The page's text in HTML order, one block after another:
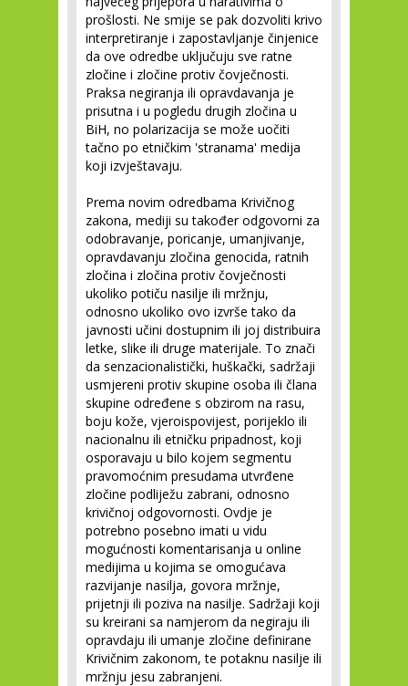
prošlosti. Ne smije se pak dozvoliti krivo
interpretiranje i zapostavljanje činjenice
da ove odredbe uključuju sve ratne
zločine i zločine protiv čovječnosti.
Praksa negiranja ili opravdavanja je
prisutna i u pogledu drugih zločina u
BiH, no polarizacija se može uočiti
tačno po etničkim 'stranama' medija
koji izvještavaju.
Prema novim odredbama Krivičnog
zakona, mediji su također odgovorni za
odobravanje, poricanje, umanjivanje,
opravdavanju zločina genocida, ratnih
zločina i zločina protiv čovječnosti
ukoliko potiču nasilje ili mržnju,
odnosno ukoliko ovo izvrše tako da
javnosti učini dostupnim ili joj distribuira
letke, slike ili druge materijale. To znači
da senzacionalistički, huškački, sadržaji
usmjereni protiv skupine osoba ili člana
skupine određene s obzirom na rasu,
boju kože, vjeroispovijest, porijeklo ili
nacionalnu ili etničku pripadnost, koji
osporavaju u bilo kojem segmentu
pravomoćnim presudama utvrđene
zločine podliježu zabrani, odnosno
krivičnoj odgovornosti. Ovdje je
potrebno posebno imati u vidu
mogućnosti komentarisanja u online
medijima u kojima se omogućava
razvijanje nasilja, govora mržnje,
prijetnji ili poziva na nasilje. Sadržaji koji
su kreirani sa namjerom da negiraju ili
opravdaju ili umanje zločine definirane
Krivičnim zakonom, te potaknu nasilje ili
mržnju jesu zabranjeni.